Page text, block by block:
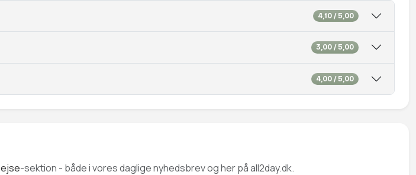
4,10 / 5,00
3,00 / 5,00
4,00 / 5,00
-sektion - både i vores daglige nyhedsbrev og her på all2day.dk.